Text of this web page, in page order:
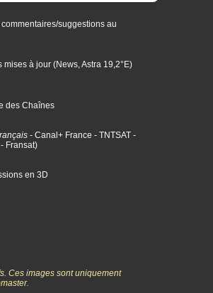
commentaires/suggestions au
mises à jour (News, Astra 19,2°E)
des Chaînes
- Canal+ France - TNTSAT -
- Fransat)
en 3D
Ces images sont uniquement